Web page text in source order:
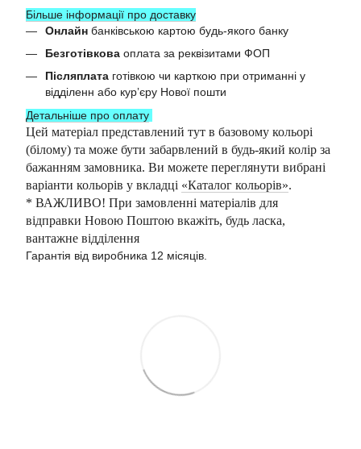
Більше інформації про доставку
Онлайн банківською картою будь-якого банку
Безготівкова оплата за реквізитами ФОП
Післяплата готівкою чи карткою при отриманні у
відділенн або курʼєру Нової пошти
Детальніше про оплату
Цей матеріал представлений тут в базовому кольорі
(білому) та може бути забарвлений в будь-який колір за
бажанням замовника. Ви можете переглянути вибрані
варіанти кольорів у вкладці «Каталог кольорів».
* ВАЖЛИВО! При замовленні матеріалів для
відправки Новою Поштою вкажіть, будь ласка,
вантажне відділення
Гарантія від виробника 12 місяців.